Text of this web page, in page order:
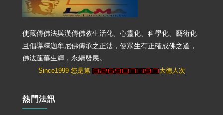
使藏傳佛法與漢傳佛教生活化、心靈化、科學化、藝術化
且倡導釋迦牟尼佛傳承之正法，使眾生有正確成佛之道，
佛法蓬蓽生輝，永續發展。
Since1999 您是第 大德人次
熱門法訊